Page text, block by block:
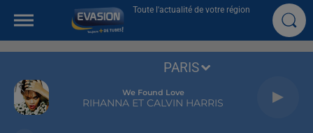
Toute l'actualité de votre région
We Found Love
RIHANNA ET CALVIN HARRIS
PARIS